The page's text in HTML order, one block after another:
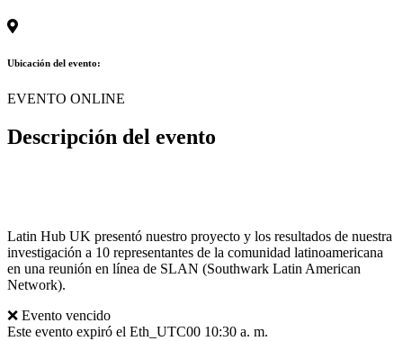
Ubicación del evento:
EVENTO ONLINE
Descripción del evento
Latin Hub UK presentó nuestro proyecto y los resultados de nuestra
investigación a 10 representantes de la comunidad latinoamericana
en una reunión en línea de SLAN (Southwark Latin American
Network).
❌ Evento vencido
Este evento expiró el Eth_UTC00 10:30 a. m.